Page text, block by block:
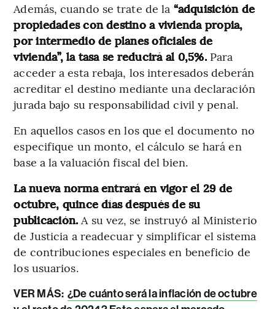
Además, cuando se trate de la “adquisición de
propiedades con destino a vivienda propia,
por intermedio de planes oficiales de
vivienda”, la tasa se reducirá al 0,5%. Para
acceder a esta rebaja, los interesados deberán
acreditar el destino mediante una declaración
jurada bajo su responsabilidad civil y penal.
En aquellos casos en los que el documento no
especifique un monto, el cálculo se hará en
base a la valuación fiscal del bien.
La nueva norma entrará en vigor el 29 de
octubre, quince días después de su
publicación. A su vez, se instruyó al Ministerio
de Justicia a readecuar y simplificar el sistema
de contribuciones especiales en beneficio de
los usuarios.
VER MÁS: ¿De cuánto será la inflación de octubre